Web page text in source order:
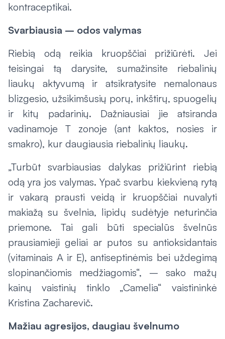
kontraceptikai.
Svarbiausia – odos valymas
Riebią odą reikia kruopščiai prižiūrėti. Jei
teisingai tą darysite, sumažinsite riebalinių
liaukų aktyvumą ir atsikratysite nemalonaus
blizgesio, užsikimšusių porų, inkštirų, spuogelių
ir kitų padarinių. Dažniausiai jie atsiranda
vadinamoje T zonoje (ant kaktos, nosies ir
smakro), kur daugiausia riebalinių liaukų.
„Turbūt svarbiausias dalykas prižiūrint riebią
odą yra jos valymas. Ypač svarbu kiekvieną rytą
ir vakarą prausti veidą ir kruopščiai nuvalyti
makiažą su švelnia, lipidų sudėtyje neturinčia
priemone. Tai gali būti specialūs švelnūs
prausiamieji geliai ar putos su antioksidantais
(vitaminais A ir E), antiseptinėmis bei uždegimą
slopinančiomis medžiagomis“, – sako mažų
kainų vaistinių tinklo „Camelia“ vaistininkė
Kristina Zacharevič.
Mažiau agresijos, daugiau švelnumo